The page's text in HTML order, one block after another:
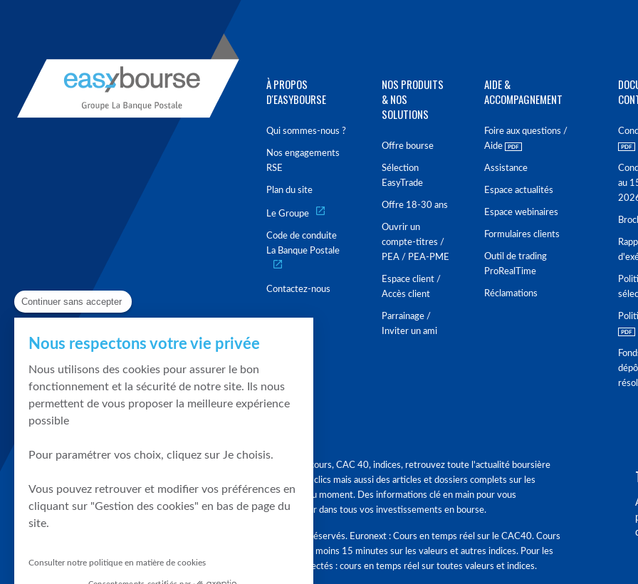
À PROPOS
D'EASYBOURSE
Qui sommes-nous ?
Nos engagements
RSE
Plan du site
Le Groupe
Code de conduite
La Banque Postale
Contactez-nous
NOS PRODUITS
& NOS
SOLUTIONS
Offre bourse
Sélection
EasyTrade
Offre 18-30 ans
Ouvrir un
compte-titres /
PEA / PEA-PME
Espace client /
Accès client
Parrainage /
Inviter un ami
AIDE &
ACCOMPAGNEMENT
Foire aux questions /
Aide
Assistance
Espace actualités
Espace webinaires
Formulaires clients
Outil de trading
ProRealTime
Réclamations
au
Graphique, cours, CAC 40, indices, retrouvez toute l'actualité boursière
en quelques clics mais aussi des articles et dossiers complets sur les
tendances du moment. Des informations clé en main pour vous
accompagner dans tous vos investissements en bourse.
Tous droits réservés. Euronext : Cours en temps réel sur le CAC40. Cours
différés d'au moins 15 minutes sur les valeurs et autres indices. Pour les
clients connectés : cours en temps réel sur toutes valeurs et indices.
Continuer sans accepter
Nous respectons votre vie privée
Nous utilisons des cookies pour assurer le bon
fonctionnement et la sécurité de notre site. Ils nous
permettent de vous proposer la meilleure expérience
possible
Pour paramétrer vos choix, cliquez sur Je choisis.
Vous pouvez retrouver et modifier vos préférences en
cliquant sur "Gestion des cookies" en bas de page du
site.
Consulter notre politique en matière de cookies